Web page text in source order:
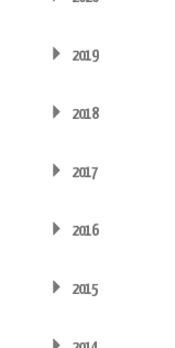
2019
2018
2017
2016
2015